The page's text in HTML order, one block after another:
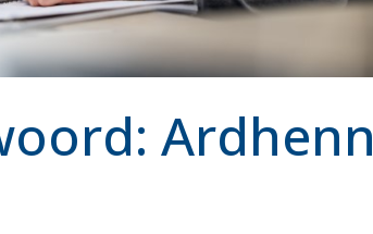
Ardhenn